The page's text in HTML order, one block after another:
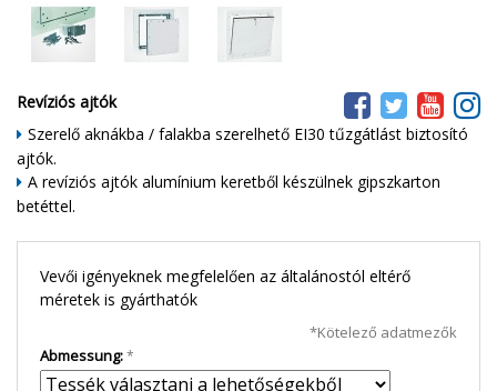
Revíziós ajtók
Szerelő aknákba / falakba szerelhető EI30 tűzgátlást biztosító
ajtók.
A revíziós ajtók alumínium keretből készülnek gipszkarton
betéttel.
Vevői igényeknek megfelelően az általánostól eltérő
méretek is gyárthatók
*Kötelező adatmezők
Abmessung: